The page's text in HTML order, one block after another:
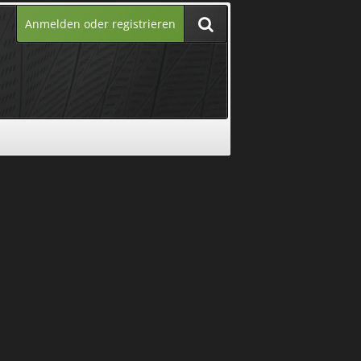
Anmelden oder registrieren